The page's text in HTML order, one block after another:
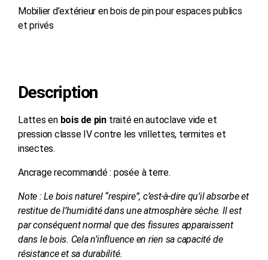
Mobilier d’extérieur en bois de pin pour espaces publics
et privés
Description
Lattes en bois de pintraité en autoclave vide et
pression classe IV contre les vrillettes, termites et
insectes.
Ancrage recommandé : posée à terre.
Note : Le bois naturel “respire”, c’est-à-dire qu’il absorbe et
restitue de l’humidité dans une atmosphère sèche. Il est
par conséquent normal que des fissures apparaissent
dans le bois. Cela n’influence en rien sa capacité de
résistance et sa durabilité.